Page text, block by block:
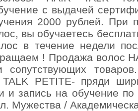
с выдачей
2000 рублей. При
вы обучаетесь
в течение недели
! Продажа волос
сопутствующих
PETITE- пряди
и запись на обучение
Мужества /